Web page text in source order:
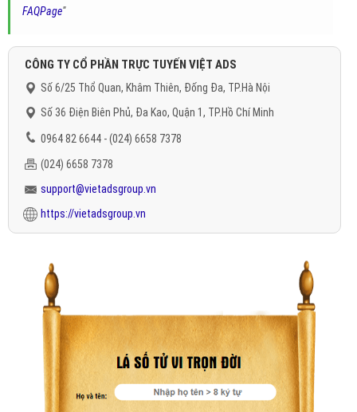
FAQPage"
CÔNG TY CỔ PHẦN TRỰC TUYẾN VIỆT ADS
Số 6/25 Thổ Quan, Khâm Thiên, Đống Đa, TP.Hà Nội
Số 36 Điện Biên Phủ, Đa Kao, Quận 1, TP.Hồ Chí Minh
0964 82 6644 - (024) 6658 7378
(024) 6658 7378
support@vietadsgroup.vn
https://vietadsgroup.vn